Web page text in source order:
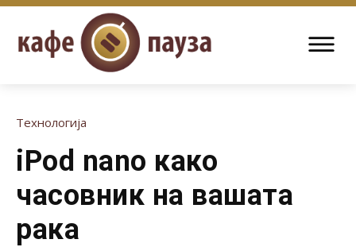
Технологија
iPod nano како
часовник на вашата
рака